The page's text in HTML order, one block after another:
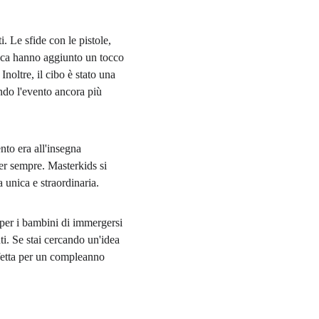
Le sfide con le pistole,
hanno aggiunto un tocco
il cibo è stato una
l'evento ancora più
era all'insegna
sempre. Masterkids si
unica e straordinaria.
i bambini di immergersi
Se stai cercando un'idea
per un compleanno